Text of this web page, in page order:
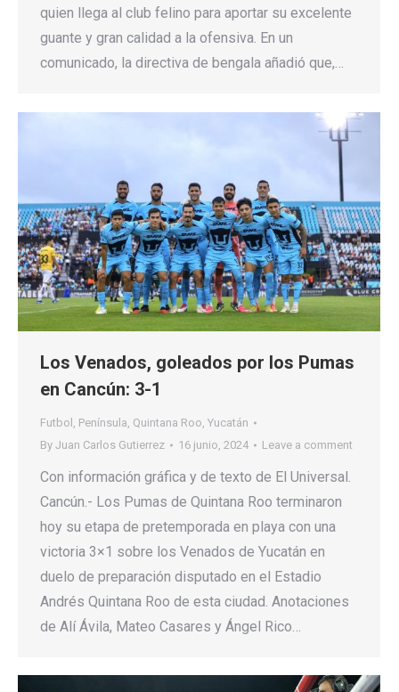
quien llega al club felino para aportar su excelente
guante y gran calidad a la ofensiva. En un
comunicado, la directiva de bengala añadió que,…
Los Venados, goleados por los Pumas
en Cancún: 3-1
Futbol , Península, Quintana Roo, Yucatán
By Juan Carlos Gutierrez 16 junio, 2024 Leave a comment
Con información gráfica y de texto de El Universal.
Cancún.- Los Pumas de Quintana Roo terminaron
hoy su etapa de pretemporada en playa con una
victoria 3×1 sobre los Venados de Yucatán en
duelo de preparación disputado en el Estadio
Andrés Quintana Roo de esta ciudad. Anotaciones
de Alí Ávila, Mateo Casares y Ángel Rico…